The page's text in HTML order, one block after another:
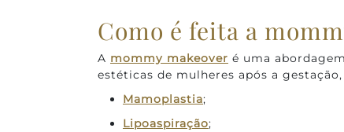
Como é feita a
A mommy makeover é uma
estéticas de mulheres após a
Mamoplastia;
Lipoaspiração;